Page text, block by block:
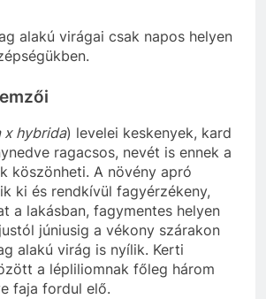
alakú virágai csak napos helyen
x hybrida) levelei keskenyek, kard
ragacsos, nevét is ennek a
köszönheti. A növény apró
ki és rendkívül fagyérzékeny,
a lakásban, fagymentes helyen
júniusig a vékony szárakon
alakú virág is nyílik. Kerti
a lépliliomnak főleg három
faja fordul elő.